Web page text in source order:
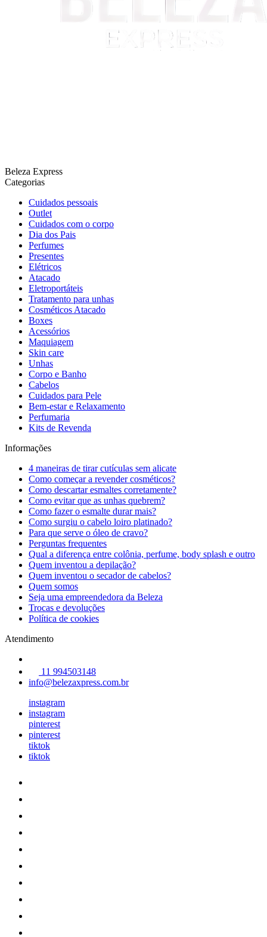
Beleza Express
Categorias
Cuidados pessoais
Outlet
Cuidados com o corpo
Dia dos Pais
Perfumes
Presentes
Elétricos
Atacado
Eletroportáteis
Tratamento para unhas
Cosméticos Atacado
Boxes
Acessórios
Maquiagem
Skin care
Unhas
Corpo e Banho
Cabelos
Cuidados para Pele
Bem-estar e Relaxamento
Perfumaria
Kits de Revenda
Informações
4 maneiras de tirar cutículas sem alicate
Como começar a revender cosméticos?
Como descartar esmaltes corretamente?
Como evitar que as unhas quebrem?
Como fazer o esmalte durar mais?
Como surgiu o cabelo loiro platinado?
Para que serve o óleo de cravo?
Perguntas frequentes
Qual a diferença entre colônia, perfume, body splash e outro
Quem inventou a depilação?
Quem inventou o secador de cabelos?
Quem somos
Seja uma empreendedora da Beleza
Trocas e devoluções
Política de cookies
Atendimento
11 994503148
info@belezaxpress.com.br
instagram
instagram
pinterest
pinterest
tiktok
tiktok